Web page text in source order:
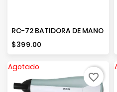
RC-72 BATIDORA DE MANO
Precio
$399.00
Agotado
favorite_border